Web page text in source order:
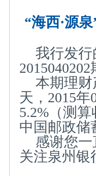
“海西·源
我行发行
本期理财
天，2015
5.2%（测
中国邮政储
感谢您
关注泉州银